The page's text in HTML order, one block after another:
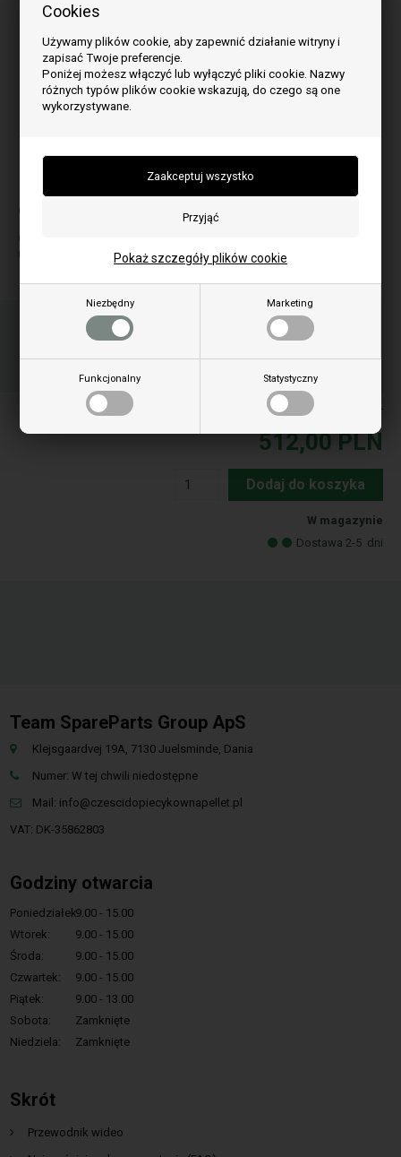
Cookies
Używamy plików cookie, aby zapewnić działanie witryny i
zapisać Twoje preferencje.
Poniżej możesz włączyć lub wyłączyć pliki cookie. Nazwy
różnych typów plików cookie wskazują, do czego są one
wykorzystywane.
Niezbędny Marketing
Funkcjonalny Statystyczny
Pokaż szczegóły plików cookie
Obraz może się różnić w zależności od modelu
O
Oro
Zamów przedmiot(y) przed godziną 15:00
w dni powszednie i wysyłamy tego samego dnia
04 12 58
Ceny zawierają podatek VAT
512,00PLN
Dodaj do koszyka
W magazynie
Dostawa 2-5 dni
Team SpareParts Group ApS
Klejsgaardvej 19A, 7130 Juelsminde, Dania
Numer: W tej chwili niedostępne
Mail: info@czescidopiecykownapellet.pl
VAT: DK-35862803
Godziny otwarcia
Poniedziałek:9.00 - 15.00
Wtorek:
9.00 - 15.00
Środa:
9.00 - 15.00
Czwartek:
9.00 - 15.00
Piątek:
9.00 - 13.00
Sobota:
Zamknięte
Niedziela:
Zamknięte
Skrót
Przewodnik wideo